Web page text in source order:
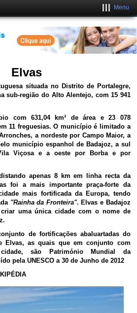
Menu
Elvas
situada no Distrito de Portalegre,
sub-região do Alto Alentejo, com15 941
com 631,04 km² de área e23 078
11 freguesias. O município é limitado a
a nordeste por Campo Maior, a
município espanhol de Badajoz, a sul
Viçosa e a oeste por Borba e por
apenas 8 km em linha recta da
foi a mais importante praça-forte da
mais fortificada da Europa, tendo
"Rainha da Fronteira". Elvas e Badajoz
uma única cidade com o nome de
de fortificações abaluartadas do
Elvas, as quais que em conjunto com
são Património Mundial da
pela UNESCO a 30 de Junho de 2012
Grátis